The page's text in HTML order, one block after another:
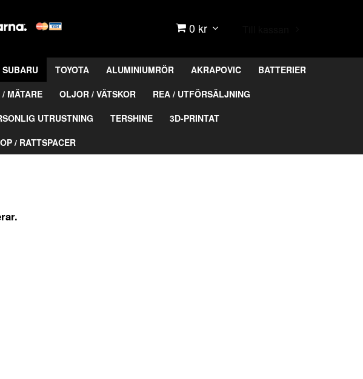
0 kr
SUBARU TOYOTA ALUMINIUMRÖR AKRAPOVIC
BATTERIER
MÄTARE OLJOR / VÄTSKOR
REA / UTFÖRSÄLJNING
UTRUSTNING TERSHINE
3D-PRINTAT
/ RATTSPACER